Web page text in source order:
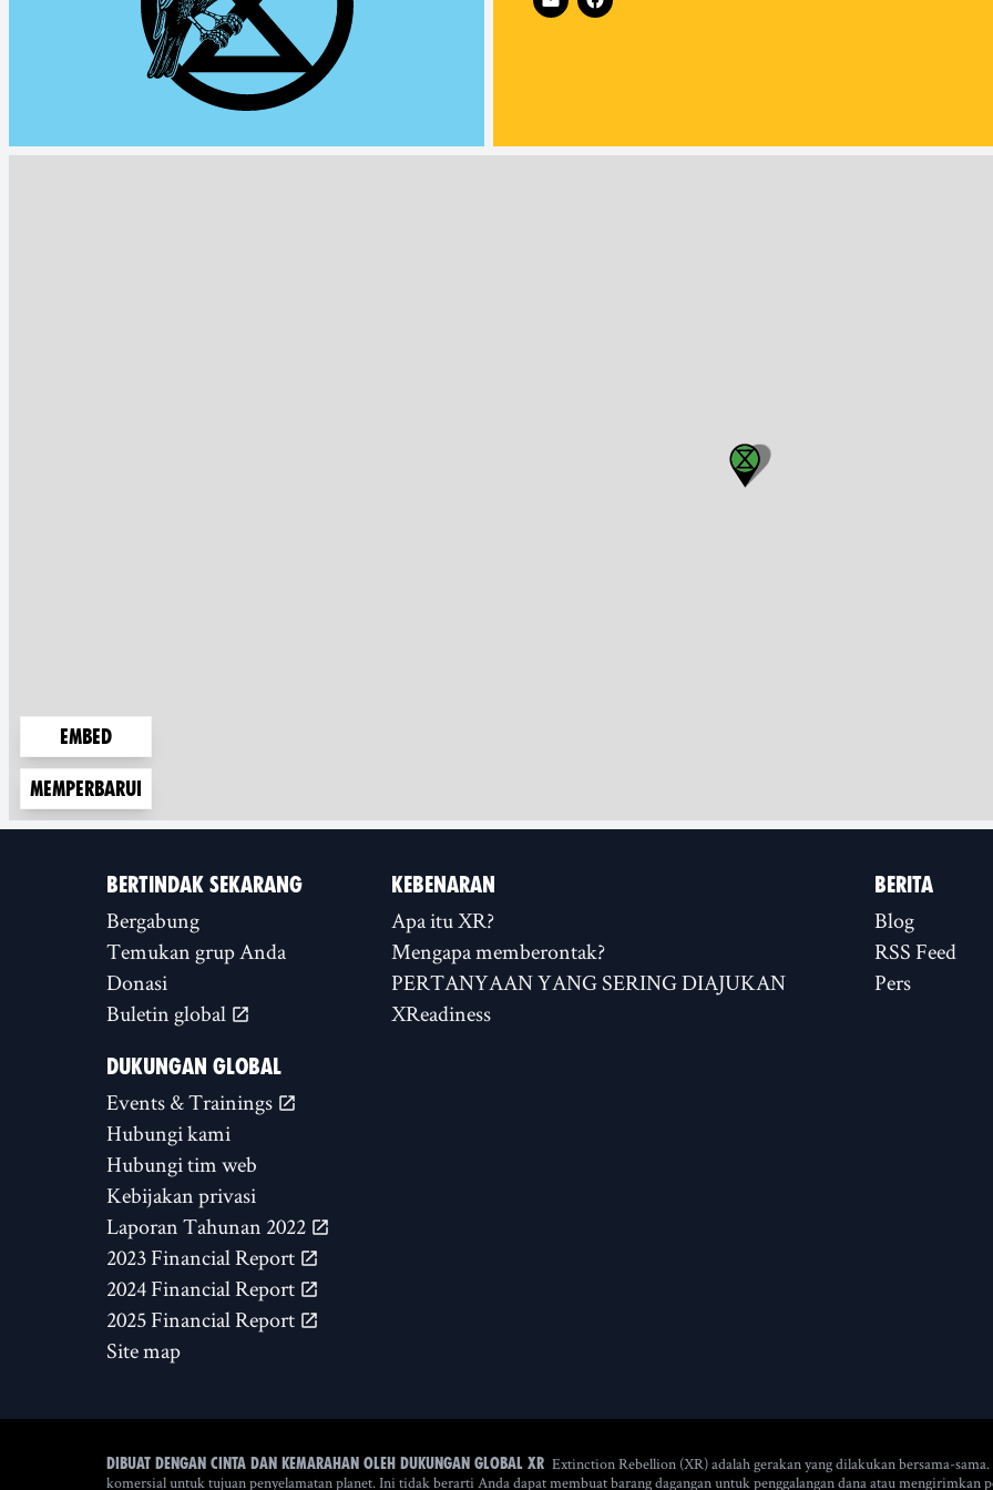
Embed
Memperbarui
BERTINDAK SEKARANG
Bergabung
Temukan grup Anda
Donasi
Buletin global
KEBENARAN
Apa itu XR?
Mengapa memberontak?
PERTANYAAN YANG SERING DIAJUKAN
XReadiness
BERITA
Blog
RSS Feed
Pers
DUKUNGAN GLOBAL
Events & Trainings
Hubungi kami
Hubungi tim web
Kebijakan privasi
Laporan Tahunan 2022
2023 Financial Report
2024 Financial Report
2025 Financial Report
Site map
Dibuat dengan cinta dan kemarahan oleh Dukungan Global XR Extinction Rebellion (XR) adalah gerakan yang dilakukan bersama-
komersial untuk tujuan penyelamatan planet. Ini tidak berarti Anda dapat membuat barang dagangan untuk penggalangan dana atau mengirimkan